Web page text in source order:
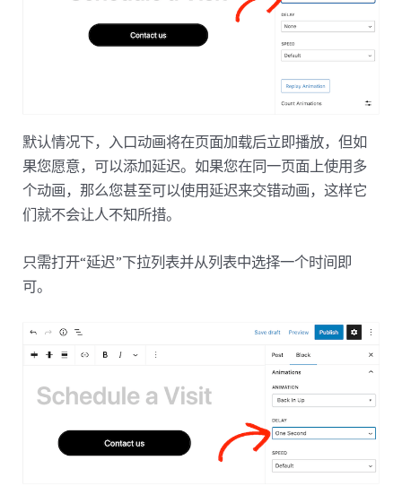
默认情况下，入口动画将在页面加载后立即播放，但如
果您愿意，可以添加延迟。如果您在同一页面上使用多
个动画，那么您甚至可以使用延迟来交错动画，这样它
们就不会让人不知所措。
只需打开“延迟”下拉列表并从列表中选择一个时间即
可。